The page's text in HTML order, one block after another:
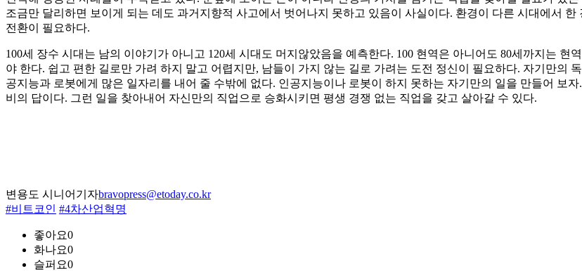
조금만 달리하면 보이게 되는 데도 과거지향적 사고에서 벗어나지 못하고 있음이 사실이다. 환경이 다른 시대에서
전환이 필요하다.
100세 장수 시대는 남의 이야기가 아니고 120세 시대도 머지않았음을 예측한다. 100 현역은 아니어도 80세까지는
야 한다. 쉽고 편한 길로만 가려 하지 말고 어렵지만, 남들이 가지 않는 길로 가려는 도전 정신이 필요하다. 자기만의
공지능과 로봇에게 많은 일자리를 내어 줄 수밖에 없다. 인공지능이나 로봇이 하지 못하는 자기만의 일을 만들어 보
비의 답이다. 그런 일을 찾아내어 자신만의 직업으로 승화시키면 평생 경쟁 없는 직업을 갖고 살아갈 수 있다.
변용도 시니어기자bravopress@etoday.co.kr
#비트코인 #4차산업혁명
좋아요0
화나요0
슬퍼요0